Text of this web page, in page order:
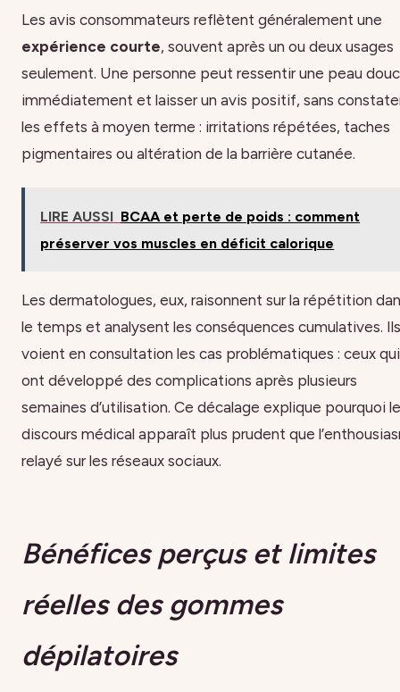
Les avis consommateurs reflètent généralement une
expérience courte, souvent après un ou deux usages
seulement. Une personne peut ressentir une peau
immédiatement et laisser un avis positif, sans
les effets à moyen terme : irritations répétées, taches
pigmentaires ou altération de la barrière cutanée.
LIRE AUSSI BCAA et perte de poids : comment
préserver vos muscles en déficit calorique
Les dermatologues, eux, raisonnent sur la répétition
le temps et analysent les conséquences cumulatives. Ils
voient en consultation les cas problématiques : ceux qui
ont développé des complications après plusieurs
semaines d’utilisation. Ce décalage explique pourquoi le
discours médical apparaît plus prudent que
relayé sur les réseaux sociaux.
Bénéfices perçus et limites
réelles des gommes
dépilatoires